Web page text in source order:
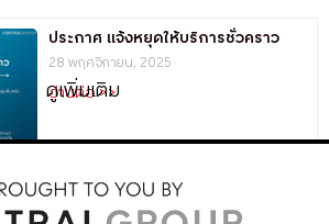
ประกาศ แจ้งหยุดให้บริการชั่วคราว
28 พฤศจิกายน, 2025
อ่านต่อ >>
ดูเพิ่มเติม